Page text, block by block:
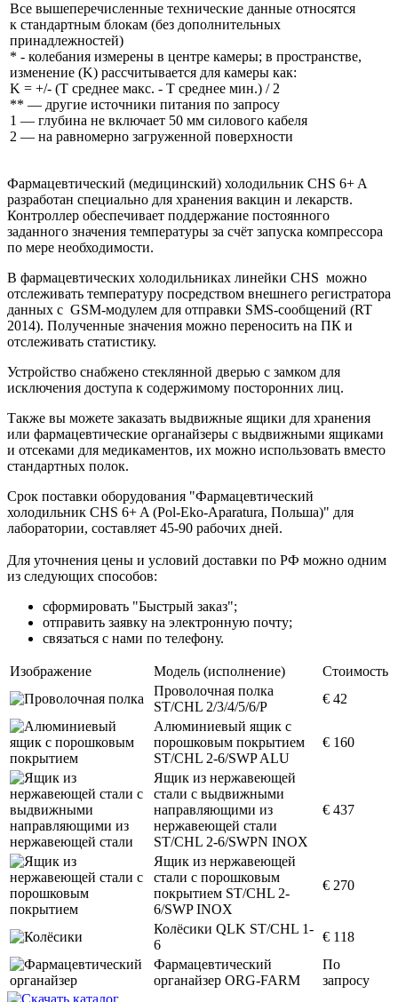
Все вышеперечисленные технические данные относятся
к стандартным блокам (без дополнительных
принадлежностей)
* - колебания измерены в центре камеры; в пространстве,
изменение (K) рассчитывается для камеры как:
K = +/- (T среднее макс. - T среднее мин.) / 2
** — другие источники питания по запросу
1 — глубина не включает 50 мм силового кабеля
2 — на равномерно загруженной поверхности
Фармацевтический (медицинский) холодильник CHS 6+ A
разработан специально для хранения вакцин и лекарств.
Контроллер обеспечивает поддержание постоянного
заданного значения температуры за счёт запуска компрессора
по мере необходимости.
В фармацевтических холодильниках линейки CHS можно
отслеживать температуру посредством внешнего регистратора
данных с GSM-модулем для отправки SMS-сообщений (RT
2014). Полученные значения можно переносить на ПК и
отслеживать статистику.
Устройство снабжено стеклянной дверью с замком для
исключения доступа к содержимому посторонних лиц.
Также вы можете заказать выдвижные ящики для хранения
или фармацевтические органайзеры с выдвижными ящиками
и отсеками для медикаментов, их можно использовать вместо
стандартных полок.
Срок поставки оборудования "Фармацевтический
холодильник CHS 6+ A (Pol-Eko-Aparatura, Польша)" для
лаборатории, составляет 45-90 рабочих дней.
Для уточнения цены и условий доставки по РФ можно одним
из следующих способов:
сформировать "Быстрый заказ";
отправить заявку на электронную почту;
связаться с нами по телефону.
Изображение Модель (исполнение)
Стоимость
Проволочная полка
ST/CHL 2/3/4/5/6/P
€ 42
Алюминиевый ящик с
порошковым покрытием
ST/CHL 2-6/SWP ALU
€ 160
Ящик из нержавеющей
стали с выдвижными
направляющими из
нержавеющей стали
ST/CHL 2-6/SWPN INOX
€ 437
Ящик из нержавеющей
стали с порошковым
покрытием ST/CHL 2-
6/SWP INOX
€ 270
Колёсики QLK ST/CHL 1-
6
€ 118
Фармацевтический
органайзер ORG-FARM
По
запросу